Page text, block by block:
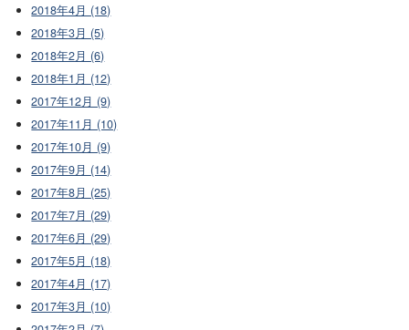
2018年4月 (18)
2018年3月 (5)
2018年2月 (6)
2018年1月 (12)
2017年12月 (9)
2017年11月 (10)
2017年10月 (9)
2017年9月 (14)
2017年8月 (25)
2017年7月 (29)
2017年6月 (29)
2017年5月 (18)
2017年4月 (17)
2017年3月 (10)